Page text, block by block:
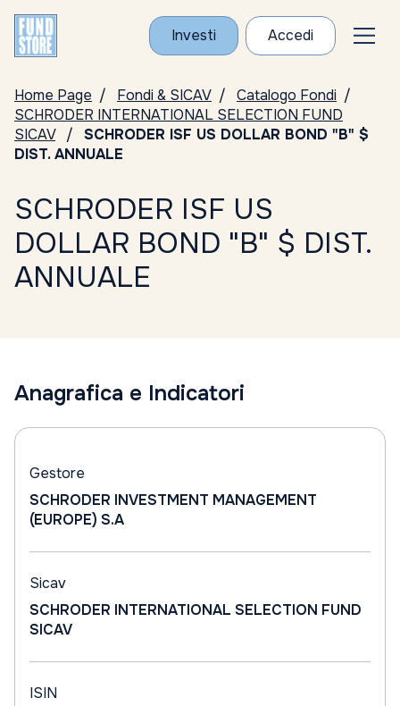
Investi Accedi
Home Page Fondi & SICAV
Catalogo Fondi
SCHRODER INTERNATIONAL SELECTION FUND
SICAV
SCHRODER ISF US DOLLAR BOND "B" $
DIST. ANNUALE
SCHRODER ISF US
DOLLAR BOND "B" $ DIST.
ANNUALE
Anagrafica e Indicatori
Gestore
SCHRODER INVESTMENT MANAGEMENT
(EUROPE) S.A
Sicav
SCHRODER INTERNATIONAL SELECTION FUND
SICAV
ISIN